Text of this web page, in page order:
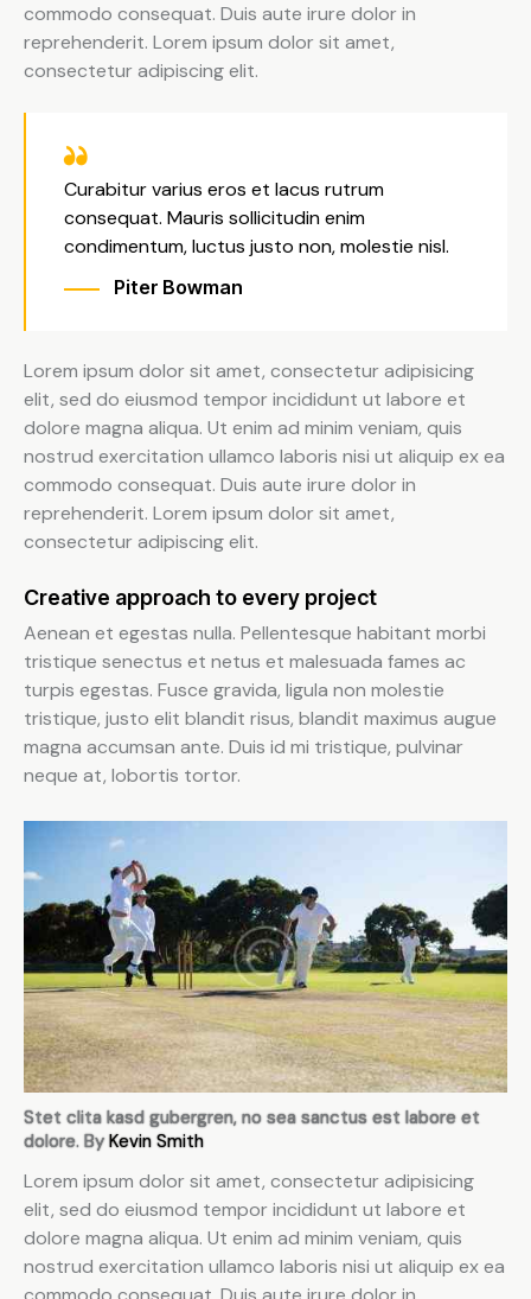
commodo consequat. Duis aute irure dolor in
reprehenderit. Lorem ipsum dolor sit amet,
consectetur adipiscing elit.
Curabitur varius eros et lacus rutrum
consequat. Mauris sollicitudin enim
condimentum, luctus justo non, molestie nisl.
Piter Bowman
Lorem ipsum dolor sit amet, consectetur adipisicing
elit, sed do eiusmod tempor incididunt ut labore et
dolore magna aliqua. Ut enim ad minim veniam, quis
nostrud exercitation ullamco laboris nisi ut aliquip ex ea
commodo consequat. Duis aute irure dolor in
reprehenderit. Lorem ipsum dolor sit amet,
consectetur adipiscing elit.
Creative approach to every project
Aenean et egestas nulla. Pellentesque habitant morbi
tristique senectus et netus et malesuada fames ac
turpis egestas. Fusce gravida, ligula non molestie
tristique, justo elit blandit risus, blandit maximus augue
magna accumsan ante. Duis id mi tristique, pulvinar
neque at, lobortis tortor.
Stet clita kasd gubergren, no sea sanctus est labore et
dolore. ByKevin Smith
Lorem ipsum dolor sit amet, consectetur adipisicing
elit, sed do eiusmod tempor incididunt ut labore et
dolore magna aliqua. Ut enim ad minim veniam, quis
nostrud exercitation ullamco laboris nisi ut aliquip ex ea